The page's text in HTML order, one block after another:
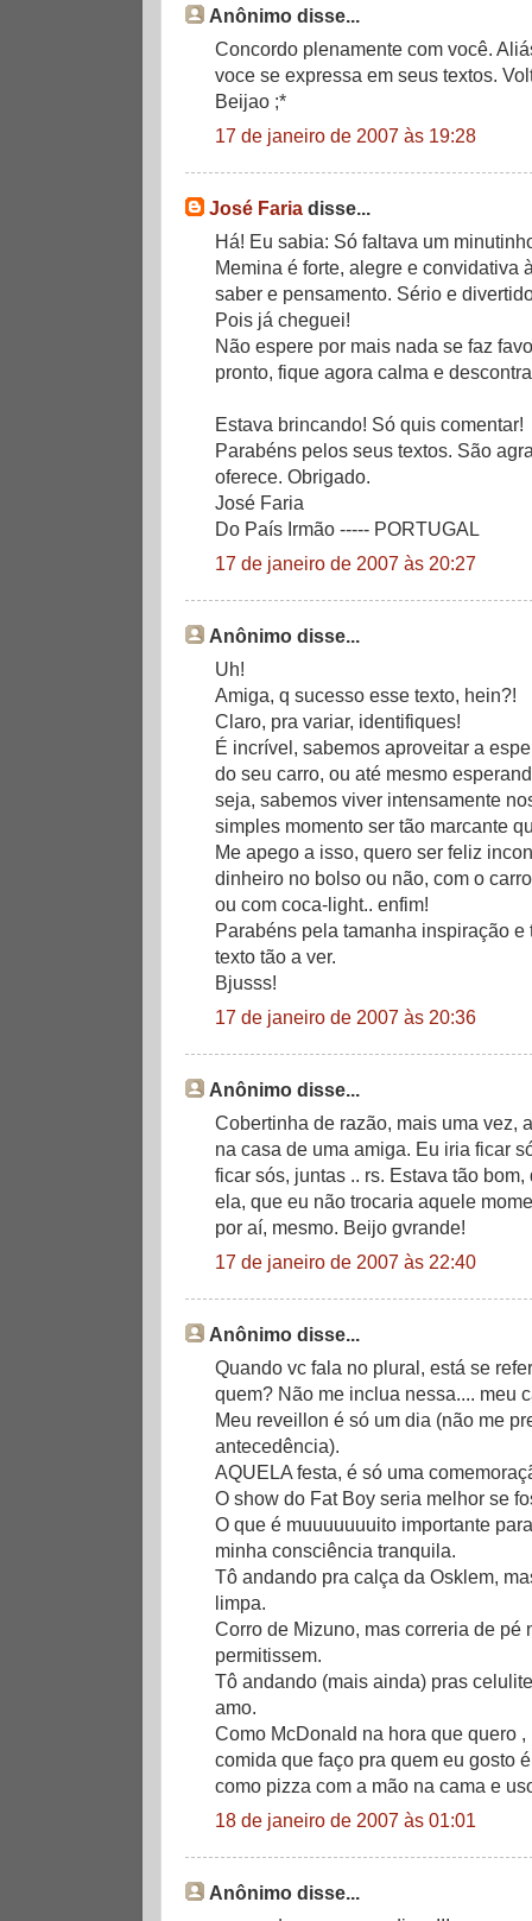
Anônimo disse...
Concordo plenamente com você.
voce se expressa em seus textos.
Beijao ;*
17 de janeiro de 2007 às 19:28
José Faria disse...
Há! Eu sabia: Só faltava um
Memina é forte, alegre e convidativa
saber e pensamento. Sério e
Pois já cheguei!
Não espere por mais nada se faz
pronto, fique agora calma e
Estava brincando! Só quis comentar!
Parabéns pelos seus textos. São
oferece. Obrigado.
José Faria
Do País Irmão ----- PORTUGAL
17 de janeiro de 2007 às 20:27
Anônimo disse...
Uh!
Amiga, q sucesso esse texto, hein?!
Claro, pra variar, identifiques!
É incrível, sabemos aproveitar a
do seu carro, ou até mesmo
seja, sabemos viver intensamente
simples momento ser tão marcante
Me apego a isso, quero ser feliz
dinheiro no bolso ou não, com o
ou com coca-light.. enfim!
Parabéns pela tamanha inspiração
texto tão a ver.
Bjusss!
17 de janeiro de 2007 às 20:36
Anônimo disse...
Cobertinha de razão, mais uma vez,
na casa de uma amiga. Eu iria ficar
ficar sós, juntas .. rs. Estava tão
ela, que eu não trocaria aquele
por aí, mesmo. Beijo gvrande!
17 de janeiro de 2007 às 22:40
Anônimo disse...
Quando vc fala no plural, está se
quem? Não me inclua nessa.... meu
Meu reveillon é só um dia (não me
antecedência).
AQUELA festa, é só uma
O show do Fat Boy seria melhor se
O que é muuuuuuuito importante
minha consciência tranquila.
Tô andando pra calça da Osklem,
limpa.
Corro de Mizuno, mas correria de pé
permitissem.
Tô andando (mais ainda) pras
amo.
Como McDonald na hora que quero
comida que faço pra quem eu gosto
como pizza com a mão na cama e
18 de janeiro de 2007 às 01:01
Anônimo disse...